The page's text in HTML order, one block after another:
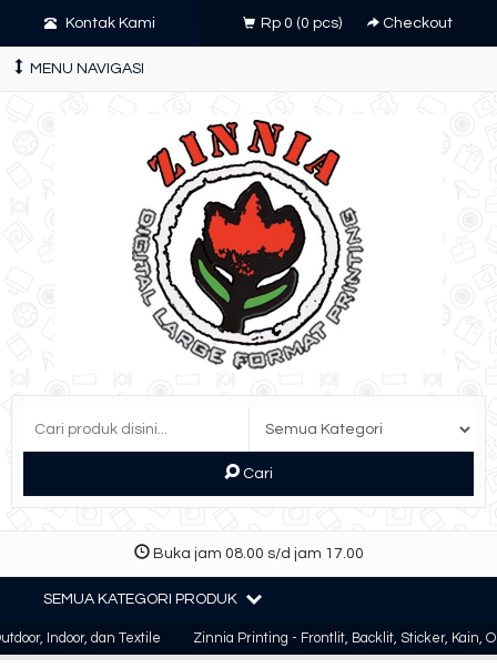
Kontak Kami Rp 0 (0 pcs) Checkout
MENU NAVIGASI
Cari
Buka jam 08.00 s/d jam 17.00
SEMUA KATEGORI PRODUK
dan Textile Zinnia Printing - Frontlit, Backlit, Sticker, Kain, Oscar,